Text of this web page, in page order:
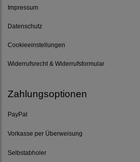
Impressum
Datenschutz
Cookieeinstellungen
Widerrufsrecht & Widerrufsformular
Zahlungsoptionen
PayPal
Vorkasse per Überweisung
Selbstabholer